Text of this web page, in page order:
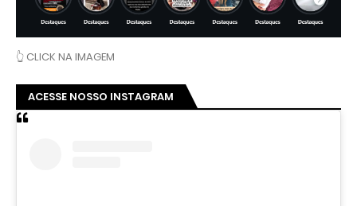
👆 CLICK NA IMAGEM
ACESSE NOSSO INSTAGRAM